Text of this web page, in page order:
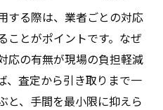
する際は、業者ごとの対応
ことがポイントです。なぜ
応の有無が現場の負担軽減
、査定から引き取りまで一
と、手間を最小限に抑えら